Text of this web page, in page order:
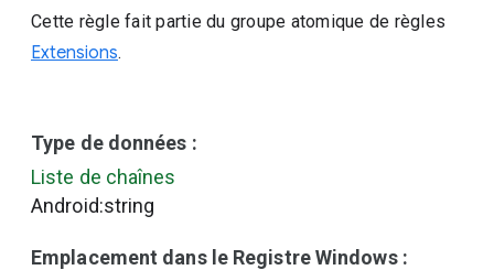
Cette règle fait partie du groupe atomique de règles
Extensions.
Type de données :
Liste de chaînes
Android:string
Emplacement dans le Registre Windows :